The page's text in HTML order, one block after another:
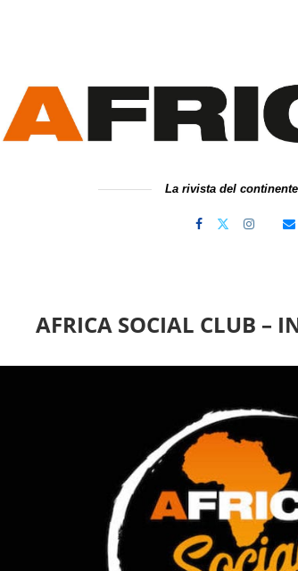
La rivista del
AFRICA SOCIAL CLUB –